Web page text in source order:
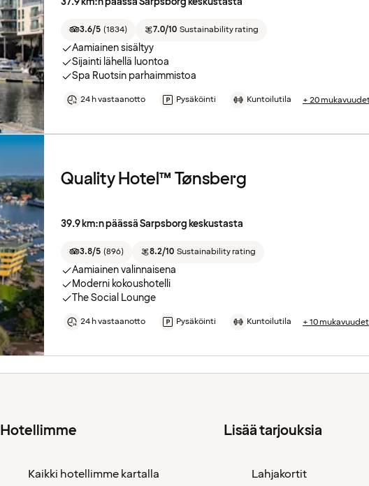
3.6/5 (1834) 7.0/10 Sustainability rating
Aamiainen sisältyy
Sijainti lähellä luontoa
Spa Ruotsin parhaimmistoa
24 h vastaanotto Pysäköinti Kuntoilutila + 20
Quality Hotel™ Tønsberg
39.9 km:n päässä Sarpsborg keskustasta
3.8/5 (896) 8.2/10 Sustainability rating
Aamiainen valinnaisena
Moderni kokoushotelli
The Social Lounge
24 h vastaanotto Pysäköinti Kuntoilutila + 10 mukavuudet
Hotellimme
Kaikki hotellimme kartalla
Lisää tarjouksia
Lahjakortit